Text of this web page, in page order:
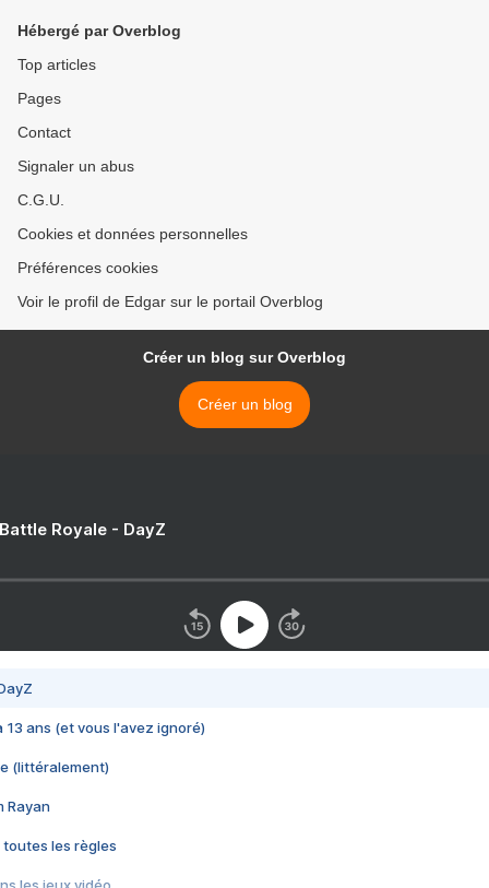
Hébergé par Overblog
Top articles
Pages
Contact
Signaler un abus
C.G.U.
Cookies et données personnelles
Préférences cookies
Voir le profil de Edgar sur le portail Overblog
Créer un blog sur Overblog
Créer un blog
Royale - DayZ
13 ans (et vous l'avez ignoré)
(littéralement)
Rayan
toutes les règles